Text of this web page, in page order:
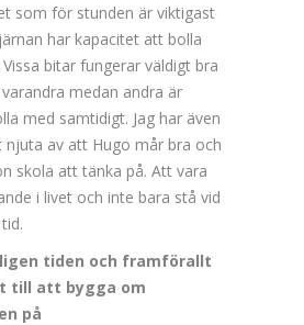
som för stunden är viktigast
har kapacitet att bolla
bitar fungerar väldigt bra
medan andra är
med samtidigt. Jag har även
av att Hugo mår bra och
skola att tänka på. Att vara
i livet och inte bara stå vid
tiden och framförallt
till att bygga om
på